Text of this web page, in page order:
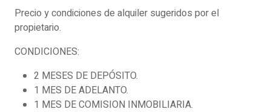
Precio y condiciones de alquiler sugeridos por el
propietario.
CONDICIONES:
2 MESES DE DEPÓSITO.
1 MES DE ADELANTO.
1 MES DE COMISION INMOBILIARIA.